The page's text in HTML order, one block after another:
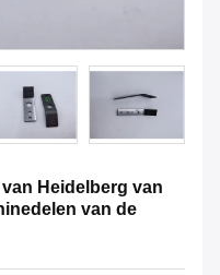
Heidelberg van
van de